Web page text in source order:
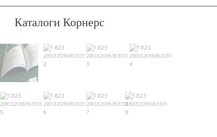
Каталоги Корнерс